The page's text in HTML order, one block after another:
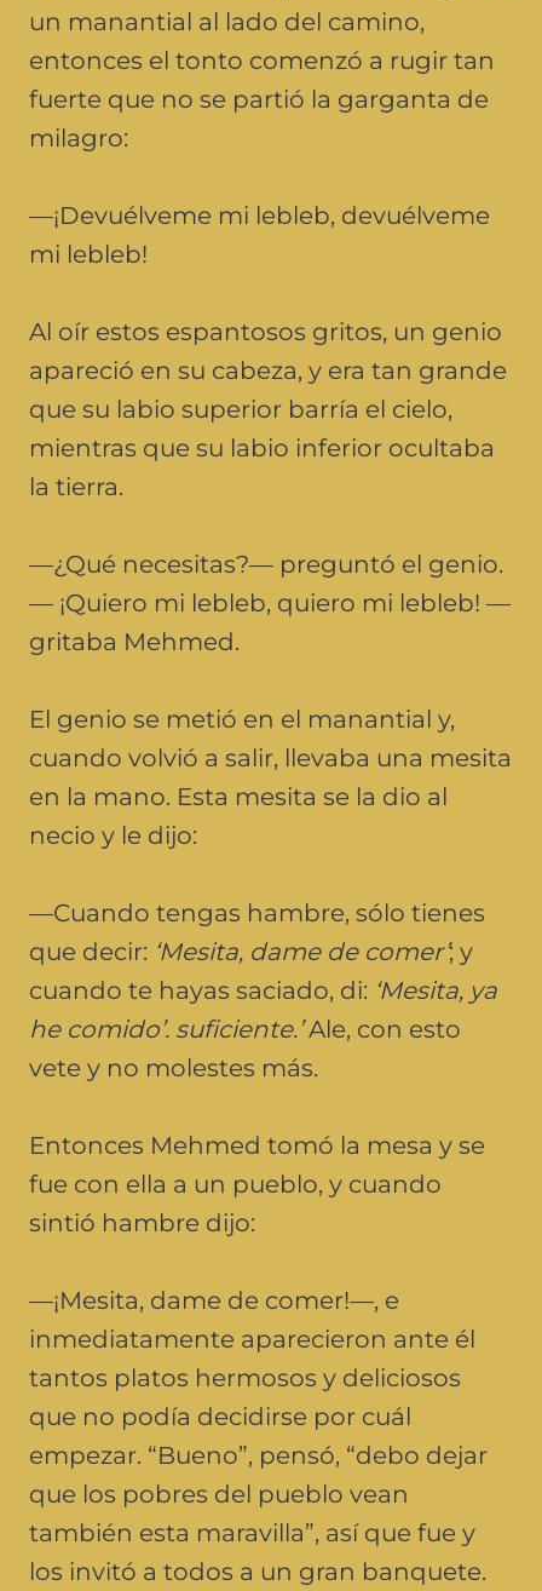
un manantial al lado del camino,
entonces el tonto comenzó a rugir tan
fuerte que no se partió la garganta de
milagro:
—¡Devuélveme mi lebleb, devuélveme
mi lebleb!
Al oír estos espantosos gritos, un genio
apareció en su cabeza, y era tan grande
que su labio superior barría el cielo,
mientras que su labio inferior ocultaba
la tierra.
—¿Qué necesitas?— preguntó el genio.
— ¡Quiero mi lebleb, quiero mi lebleb! —
gritaba Mehmed.
El genio se metió en el manantial y,
cuando volvió a salir, llevaba una mesita
en la mano. Esta mesita se la dio al
necio y le dijo:
—Cuando tengas hambre, sólo tienes
que decir: ‘Mesita, dame de comer’; y
cuando te hayas saciado, di: ‘Mesita, ya
he comido’. suficiente.’Ale, con esto
vete y no molestes más.
Entonces Mehmed tomó la mesa y se
fue con ella a un pueblo, y cuando
sintió hambre dijo:
—¡Mesita, dame de comer!—, e
inmediatamente aparecieron ante él
tantos platos hermosos y deliciosos
que no podía decidirse por cuál
empezar. “Bueno”, pensó, “debo dejar
que los pobres del pueblo vean
también esta maravilla”, así que fue y
los invitó a todos a un gran banquete.